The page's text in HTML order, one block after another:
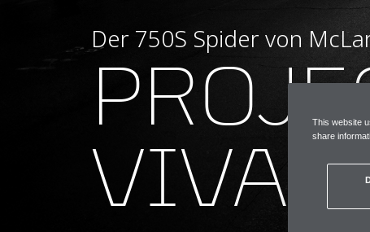
Der 750S Spider von
VIVA
This website
share